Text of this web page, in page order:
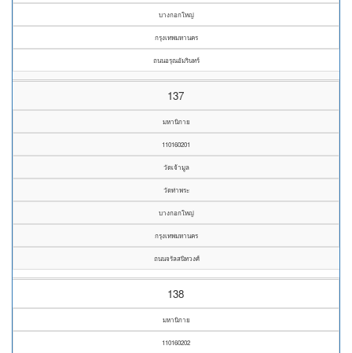
บางกอกใหญ่
กรุงเทพมหานคร
ถนนอรุณอัมรินทร์
137
มหานิกาย
110160201
วัดเจ้ามูล
วัดท่าพระ
บางกอกใหญ่
กรุงเทพมหานคร
ถนนจรัลสนิทวงศ์
138
มหานิกาย
110160202